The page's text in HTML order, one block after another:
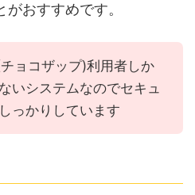
おすすめです。
ョコザップ)利用者しか
いシステムなのでセキュ
っかりしています